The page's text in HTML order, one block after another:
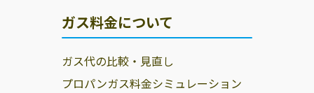
ガス料金について
ガス代の比較・見直し
プロパンガス料金シミュレーション